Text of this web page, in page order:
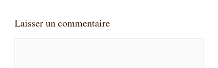
Laisser un commentaire